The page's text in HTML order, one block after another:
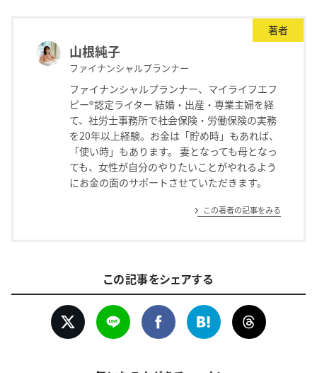
著者
山根純子
ファイナンシャルプランナー
ファイナンシャルプランナー、マイライフエフ
ピー®認定ライター 結婚・出産・専業主婦を経
て、社労士事務所で社会保険・労働保険の実務
を20年以上経験。お金は「貯め時」もあれば、
「使い時」もあります。 妻となっても母となっ
ても、女性が自分のやりたいことがやれるよう
にお金の面のサポートさせていただきます。
この著者の記事をみる
この記事をシェアする